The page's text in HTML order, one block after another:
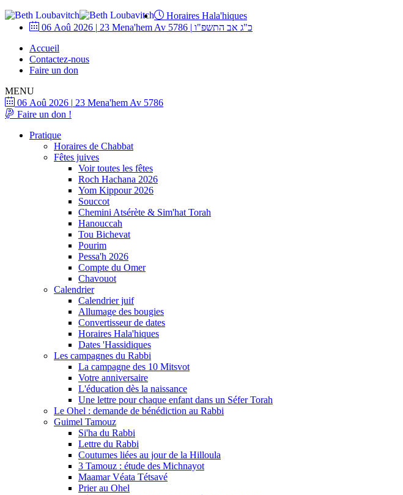
Horaires Hala'hiques
06 Aoû 2026 | 23 Mena'hem Av 5786 | כ"ג אב התשפ"ו
Accueil
Contactez-nous
Faire un don
MENU
06 Aoû 2026 | 23 Mena'hem Av 5786
Faire un don !
Pratique
Horaires de Chabbat
Fêtes juives
Voir toutes les fêtes
Roch Hachana 2026
Yom Kippour 2026
Souccot
Chemini Atsérète & Sim'hat Torah
Hanouccah
Tou Bichevat
Pourim
Pessa'h 2026
Compte du Omer
Chavouot
Calendrier
Calendrier juif
Allumage des bougies
Convertisseur de dates
Horaires Hala'hiques
Dates 'Hassidiques
Les campagnes du Rabbi
La campagne des 10 Mitsvot
Votre anniversaire
L'éducation dès la naissance
Une lettre pour chaque enfant dans un Séfer Torah
Le Ohel : demande de bénédiction au Rabbi
Guimel Tamouz
Si'ha du Rabbi
Lettre du Rabbi
Coutumes liées au jour de la Hilloula
3 Tamouz : étude des Michnayot
Maamar Véata Tétsavé
Prier au Ohel